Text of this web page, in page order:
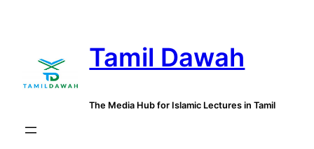
Tamil Dawah
The Media Hub for Islamic Lectures in Tamil